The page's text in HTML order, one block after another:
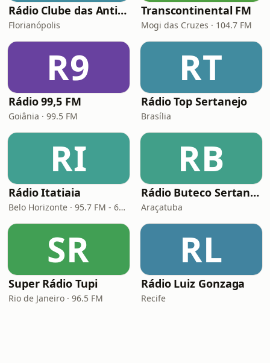
Rádio Clube das Antigas Floripa
Florianópolis
Transcontinental FM
Mogi das Cruzes · 104.7 FM
R9
Rádio 99,5 FM
Goiânia · 99.5 FM
RT
Rádio Top Sertanejo
Brasília
RI
Rádio Itatiaia
Belo Horizonte · 95.7 FM - 610 AM
RB
Rádio Buteco Sertanejo
Araçatuba
SR
Super Rádio Tupi
Rio de Janeiro · 96.5 FM
RL
Rádio Luiz Gonzaga
Recife